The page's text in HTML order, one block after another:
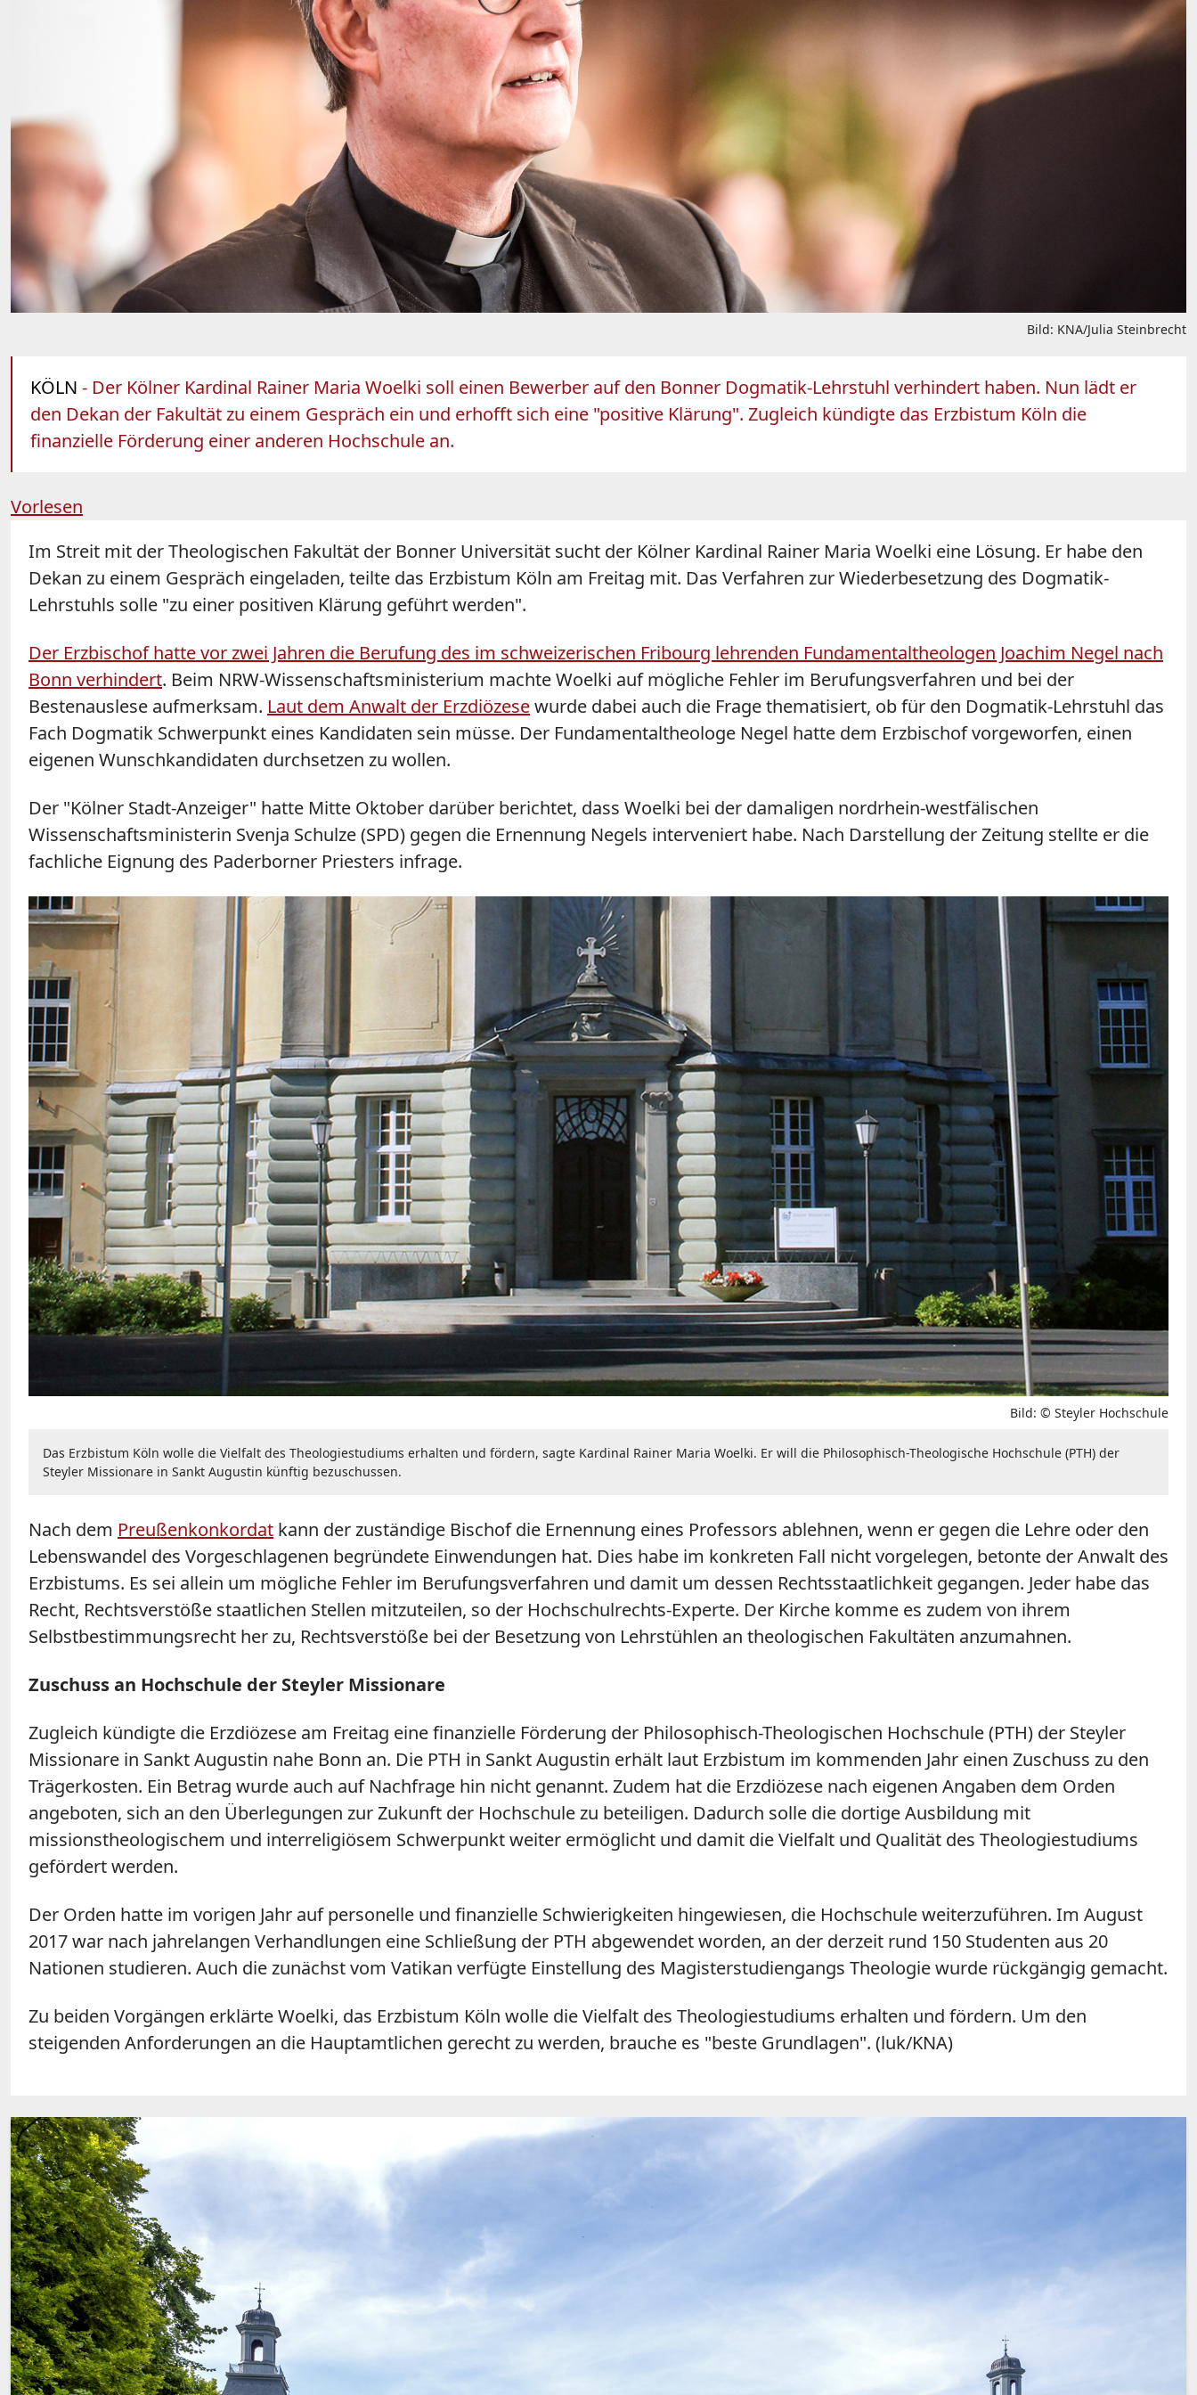
Bild: KNA/Julia Steinbrecht
KÖLN - Der Kölner Kardinal Rainer Maria Woelki soll einen Bewerber auf den Bonner Dogmatik-Lehrstuhl verhindert haben. Nun lädt er
den Dekan der Fakultät zu einem Gespräch ein und erhofft sich eine "positive Klärung". Zugleich kündigte das Erzbistum Köln die
finanzielle Förderung einer anderen Hochschule an.
Vorlesen
Im Streit mit der Theologischen Fakultät der Bonner Universität sucht der Kölner Kardinal Rainer Maria Woelki eine Lösung. Er habe den
Dekan zu einem Gespräch eingeladen, teilte das Erzbistum Köln am Freitag mit. Das Verfahren zur Wiederbesetzung des Dogmatik-
Lehrstuhls solle "zu einer positiven Klärung geführt werden".
Der Erzbischof hatte vor zwei Jahren die Berufung des im schweizerischen Fribourg lehrenden Fundamentaltheologen Joachim Negel nach
Bonn verhindert. Beim NRW-Wissenschaftsministerium machte Woelki auf mögliche Fehler im Berufungsverfahren und bei der
Bestenauslese aufmerksam. Laut dem Anwalt der Erzdiözesewurde dabei auch die Frage thematisiert, ob für den Dogmatik-Lehrstuhl das
Fach Dogmatik Schwerpunkt eines Kandidaten sein müsse. Der Fundamentaltheologe Negel hatte dem Erzbischof vorgeworfen, einen
eigenen Wunschkandidaten durchsetzen zu wollen.
Der "Kölner Stadt-Anzeiger" hatte Mitte Oktober darüber berichtet, dass Woelki bei der damaligen nordrhein-westfälischen
Wissenschaftsministerin Svenja Schulze (SPD) gegen die Ernennung Negels interveniert habe. Nach Darstellung der Zeitung stellte er die
fachliche Eignung des Paderborner Priesters infrage.
Bild: © Steyler Hochschule
Das Erzbistum Köln wolle die Vielfalt des Theologiestudiums erhalten und fördern, sagte Kardinal Rainer Maria Woelki. Er will die Philosophisch-Theologische Hochschule (PTH) der
Steyler Missionare in Sankt Augustin künftig bezuschussen.
Nach dem Preußenkonkordat kann der zuständige Bischof die Ernennung eines Professors ablehnen, wenn er gegen die Lehre oder den
Lebenswandel des Vorgeschlagenen begründete Einwendungen hat. Dies habe im konkreten Fall nicht vorgelegen, betonte der Anwalt des
Erzbistums. Es sei allein um mögliche Fehler im Berufungsverfahren und damit um dessen Rechtsstaatlichkeit gegangen. Jeder habe das
Recht, Rechtsverstöße staatlichen Stellen mitzuteilen, so der Hochschulrechts-Experte. Der Kirche komme es zudem von ihrem
Selbstbestimmungsrecht her zu, Rechtsverstöße bei der Besetzung von Lehrstühlen an theologischen Fakultäten anzumahnen.
Zuschuss an Hochschule der Steyler Missionare
Zugleich kündigte die Erzdiözese am Freitag eine finanzielle Förderung der Philosophisch-Theologischen Hochschule (PTH) der Steyler
Missionare in Sankt Augustin nahe Bonn an. Die PTH in Sankt Augustin erhält laut Erzbistum im kommenden Jahr einen Zuschuss zu den
Trägerkosten. Ein Betrag wurde auch auf Nachfrage hin nicht genannt. Zudem hat die Erzdiözese nach eigenen Angaben dem Orden
angeboten, sich an den Überlegungen zur Zukunft der Hochschule zu beteiligen. Dadurch solle die dortige Ausbildung mit
missionstheologischem und interreligiösem Schwerpunkt weiter ermöglicht und damit die Vielfalt und Qualität des Theologiestudiums
gefördert werden.
Der Orden hatte im vorigen Jahr auf personelle und finanzielle Schwierigkeiten hingewiesen, die Hochschule weiterzuführen. Im August
2017 war nach jahrelangen Verhandlungen eine Schließung der PTH abgewendet worden, an der derzeit rund 150 Studenten aus 20
Nationen studieren. Auch die zunächst vom Vatikan verfügte Einstellung des Magisterstudiengangs Theologie wurde rückgängig gemacht.
Zu beiden Vorgängen erklärte Woelki, das Erzbistum Köln wolle die Vielfalt des Theologiestudiums erhalten und fördern. Um den
steigenden Anforderungen an die Hauptamtlichen gerecht zu werden, brauche es "beste Grundlagen". (luk/KNA)